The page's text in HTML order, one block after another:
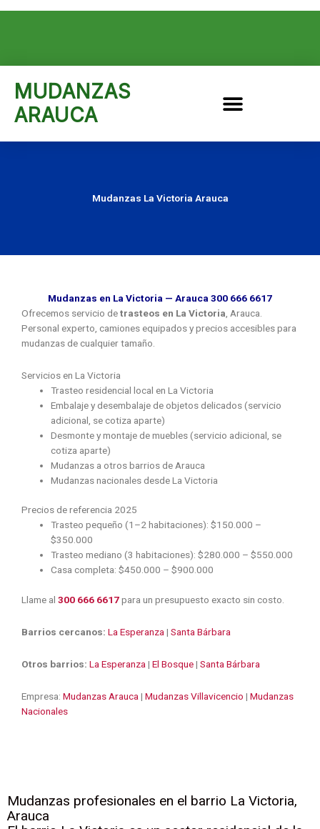
o
o
k
e
r
MUDANZAS
ARAUCA
Mudanzas La Victoria Arauca
Mudanzas en La Victoria — Arauca 300 666 6617
Ofrecemos servicio detrasteos en La Victoria , Arauca.
Personal experto, camiones equipados y precios accesibles para
mudanzas de cualquier tamaño.
Servicios en La Victoria
Trasteo residencial local en La Victoria
Embalaje y desembalaje de objetos delicados (servicio
adicional, se cotiza aparte)
Desmonte y montaje de muebles (servicio adicional, se
cotiza aparte)
Mudanzas a otros barrios de Arauca
Mudanzas nacionales desde La Victoria
Precios de referencia 2025
Trasteo pequeño (1–2 habitaciones): $150.000 –
$350.000
Trasteo mediano (3 habitaciones): $280.000 – $550.000
Casa completa: $450.000 – $900.000
Llame al 300 666 6617para un presupuesto exacto sin costo.
Barrios cercanos: La Esperanza | Santa Bárbara
Otros barrios: La Esperanza | El Bosque| Santa Bárbara
Empresa: Mudanzas Arauca | Mudanzas Villavicencio | Mudanzas
Nacionales
Mudanzas profesionales en el barrio La Victoria,
Arauca